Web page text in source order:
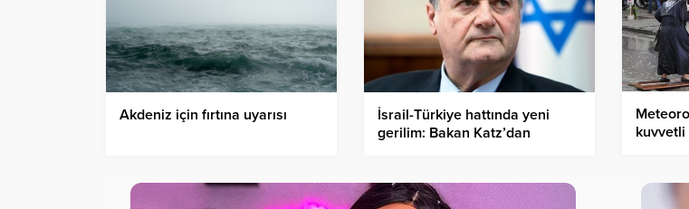
Akdeniz için fırtına uyarısı
İsrail-Türkiye hattında yeni
gerilim: Bakan Katz’dan
kuvvetli